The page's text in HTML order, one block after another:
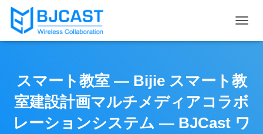
O
L
E
N
A
V
I
スマート教室 — Bijie スマート教
室建設計画マルチメディアコラボ
レーションシステム — BJCast ワ